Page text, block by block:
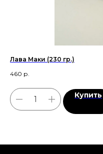
Лава Маки (230 гр.)
460 р.
Купить